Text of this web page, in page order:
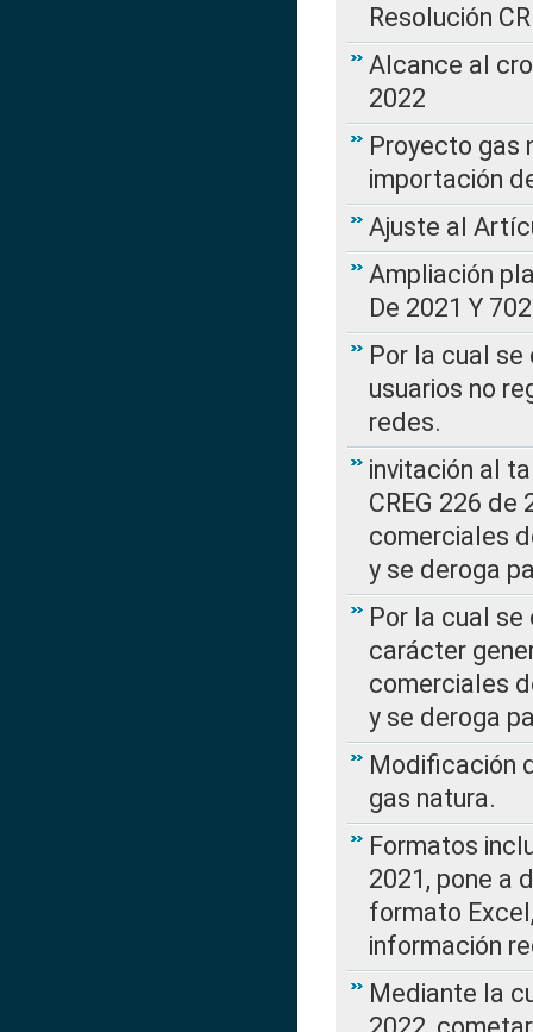
Resolución
Alcance al
2022
Proyecto gas
importación
Ajuste al
Ampliación
De 2021 Y
Por la cual
usuarios no
redes.
invitación al
CREG 226
comerciales
y se deroga
Por la cual
carácter
comerciales
y se deroga
Modificación
gas natura.
Formatos
2021, pone a
formato
información
Mediante la